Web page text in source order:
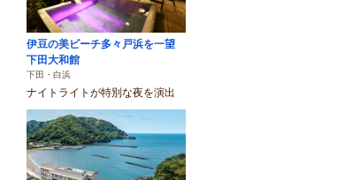
伊豆の美ビーチ多々戸浜を一望
下田大和館
下田・白浜
ナイトライトが特別な夜を演出